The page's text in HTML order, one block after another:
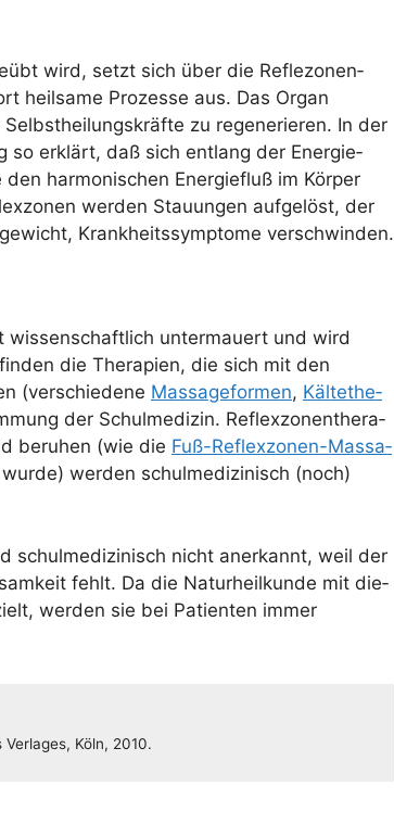
wird, setzt sich über die Refle­zo­nen­
heil­sa­me Pro­zes­se aus. Das Organ
zu rege­ne­rie­ren. In der
so erklärt, daß sich ent­lang der Ener­gie­
har­mo­ni­schen Ener­gie­fluß im Kör­per
wer­den Stau­un­gen auf­ge­löst, der
Krank­heits­sym­pto­me verschwinden.
wis­sen­schaft­lich unter­mau­ert und wird
die The­ra­pien, die sich mit den
(ver­schie­de­ne Mas­sa­ge­for­men, Käl­te­the­
der Schul­me­di­zin. Reflex­zo­nen­the­ra­
beru­hen (wie die Fuß-Reflex­zo­nen-Mas­sa­
wer­den schul­me­di­zi­nisch (noch)
schul­me­di­zi­nisch nicht aner­kannt, weil der
fehlt. Da die Natur­heil­kun­de mit die­
wer­den sie bei Pati­en­ten immer
Köln, 2010.